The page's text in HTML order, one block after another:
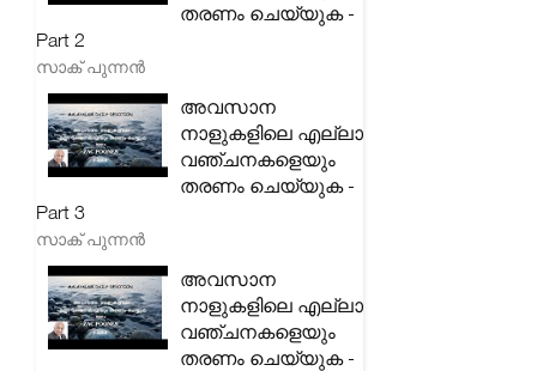
തരണം ചെയ്യുക -
Part 2
സാക് പുന്നൻ
അവസാന
നാളുകളിലെ എല്ലാ
വഞ്ചനകളെയും
തരണം ചെയ്യുക -
Part 3
സാക് പുന്നൻ
അവസാന
നാളുകളിലെ എല്ലാ
വഞ്ചനകളെയും
തരണം ചെയ്യുക -